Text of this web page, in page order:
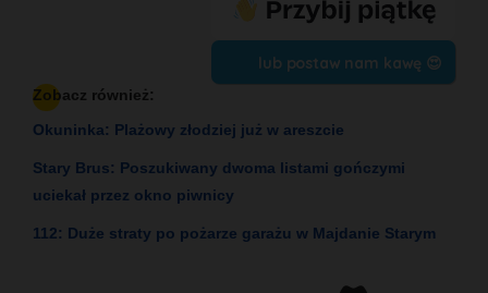
lub postaw nam kawę 😍
Zobacz również:
Okuninka: Plażowy złodziej już w areszcie
Stary Brus: Poszukiwany dwoma listami gończymi
uciekał przez okno piwnicy
112: Duże straty po pożarze garażu w Majdanie Starym